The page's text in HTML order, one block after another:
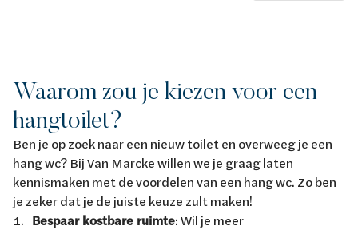
Waarom zou je kiezen voor een
hangtoilet?
Ben je op zoek naar een nieuw toilet en overweeg je een
hang wc? Bij Van Marcke willen we je graag laten
kennismaken met de voordelen van een hang wc. Zo ben
je zeker dat je de juiste keuze zult maken!
Bespaar kostbare ruimte: Wil je meer